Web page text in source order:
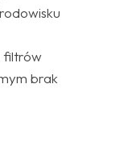
filtrów
brak